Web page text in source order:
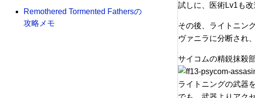
Remothered Tormented Fathersの
攻略メモ
試しに、医術Lv1も
その後、ライトニン
ヴァニラに分断され
サイコムの精鋭抹殺
ライトニングの武器